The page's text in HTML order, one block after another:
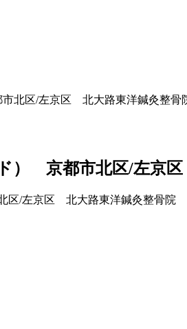
北区/左京区 北大路東洋鍼灸整骨
） 京都市北区/左京